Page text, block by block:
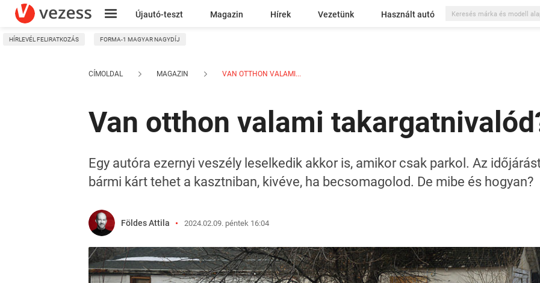
Újautó-teszt Magazin Hírek Vezetünk Használt autó
Kresz
HÍRLEVÉL FELIRATKOZÁS FORMA-1 MAGYAR NAGYDÍJ
CÍMOLDAL MAGAZIN VAN OTTHON VALAMI...
Van otthon valami
Egy autóra ezernyi veszély leselkedik akkor is, amikor csak parkol. Az
bármi kárt tehet a kasztniban, kivéve, ha becsomagolod. De mibe és hogyan?
Földes Attila 2024.02.09. péntek 16:04